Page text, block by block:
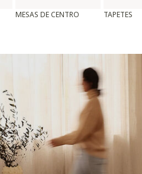
MESAS DE CENTRO TAPETES